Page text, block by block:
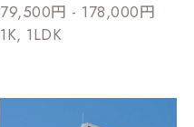
79,500円 - 178,000円
1K, 1LDK